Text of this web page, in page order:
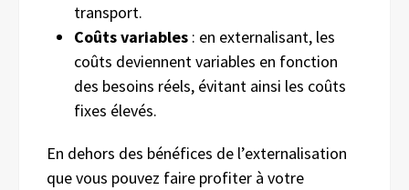
transport.
Coûts variables : en externalisant, les
coûts deviennent variables en fonction
des besoins réels, évitant ainsi les coûts
fixes élevés.
En dehors des bénéfices de l’externalisation
que vous pouvez faire profiter à votre